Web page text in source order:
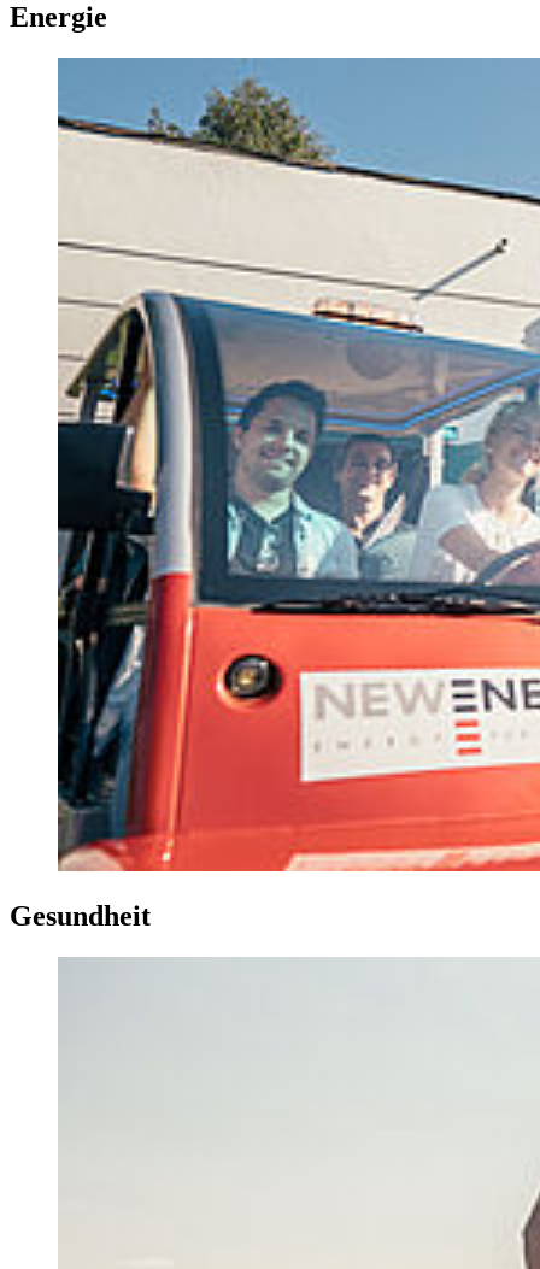
En­er­gie
Ge­sund­heit